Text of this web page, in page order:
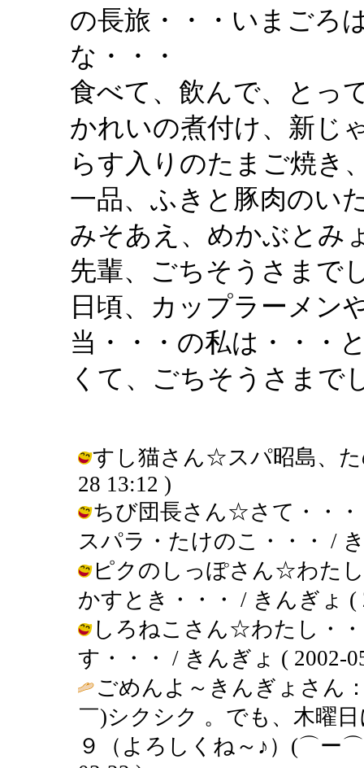
の長旅・・・いまごろ
な・・・
食べて、飲んで、とっ
かれいの煮付け、新じ
らす入りのたまご焼き
一品、ふきと豚肉のい
みそあえ、めかぶとみ
先輩、ごちそうさまで
日頃、カップラーメン
当・・・の私は・・・
くて、ごちそうさまで
すし猫さん☆スパ昭島、た
28 13:12 )
ちび団長さん☆さて・・
スパラ・たけのこ・・・ /
ピクのしっぽさん☆わた
かすとき・・・ / きんぎょ (
しろねこさん☆わたし・
す・・・ / きんぎょ ( 2002-
ごめんよ～きんぎょさん
￣)シクシク 。でも、木曜
９（よろしくね～♪）(⌒ー